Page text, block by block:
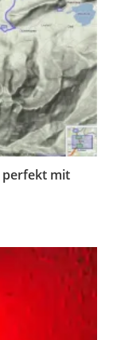
perfekt mit